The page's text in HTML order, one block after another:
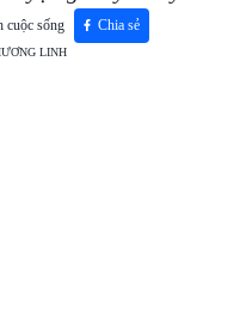
cuộc sống Chia sẻ
LINH